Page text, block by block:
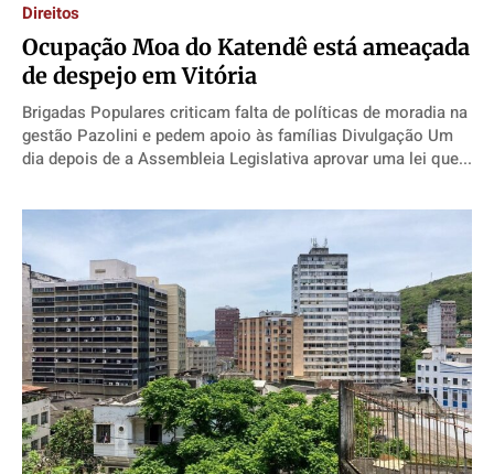
Direitos
​Ocupação Moa do Katendê está ameaçada
de despejo em Vitória
Brigadas Populares criticam falta de políticas de moradia na
gestão Pazolini e pedem apoio às famílias Divulgação Um
dia depois de a Assembleia Legislativa aprovar uma lei que...